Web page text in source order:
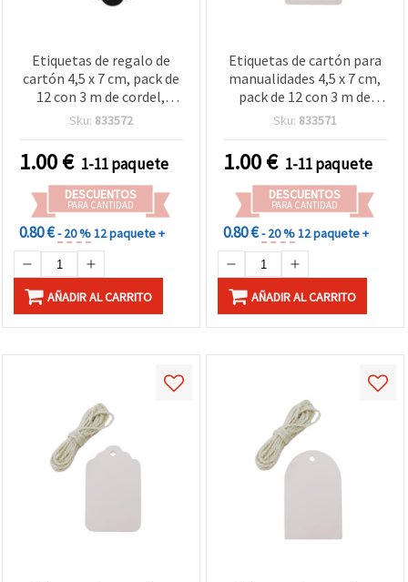
Etiquetas de regalo de
cartón 4,5 x 7 cm, pack de
12 con 3 m de cordel,
color negro –
scrapbooking
Sku: 833572
1.00€ 1-11 paquete
DESCUENTOS
PARA CANTIDAD
0.80 €- 20 %12 paquete +
AÑADIR AL CARRITO
Etiquetas de cartón para
manualidades 4,5 x 7 cm,
pack de 12 con 3 m de
cordel, blancas
Sku: 833571
1.00€ 1-11 paquete
DESCUENTOS
PARA CANTIDAD
0.80 €- 20 %12 paquete +
AÑADIR AL CARRITO